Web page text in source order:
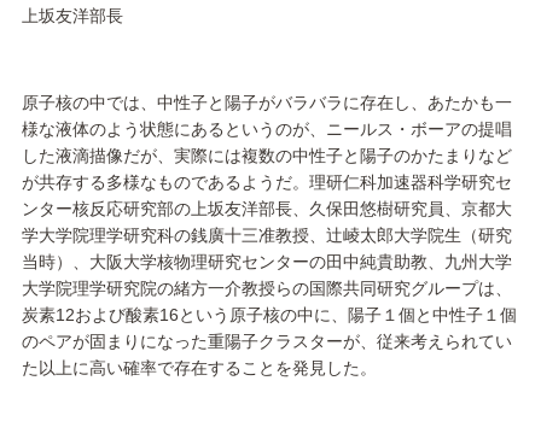
上坂友洋部長
原子核の中では、中性子と陽子がバラバラに存在し、あたかも一
様な液体のよう状態にあるというのが、ニールス・ボーアの提唱
した液滴描像だが、実際には複数の中性子と陽子のかたまりなど
が共存する多様なものであるようだ。理研仁科加速器科学研究セ
ンター核反応研究部の上坂友洋部長、久保田悠樹研究員、京都大
学大学院理学研究科の銭廣十三准教授、辻崚太郎大学院生（研究
当時）、大阪大学核物理研究センターの田中純貴助教、九州大学
大学院理学研究院の緒方一介教授らの国際共同研究グループは、
炭素12および酸素16という原子核の中に、陽子１個と中性子１個
のペアが固まりになった重陽子クラスターが、従来考えられてい
た以上に高い確率で存在することを発見した。